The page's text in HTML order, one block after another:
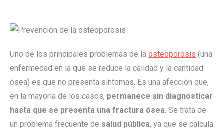
Uno de los principales problemas de la osteoporosis (una
enfermedad en la que se reduce la calidad y la cantidad
ósea) es que no presenta síntomas. Es una afección que,
en la mayoría de los casos, permanece sin diagnosticar
hasta que se presenta una fractura ósea. Se trata de
un problema frecuente de salud pública, ya que se calcula